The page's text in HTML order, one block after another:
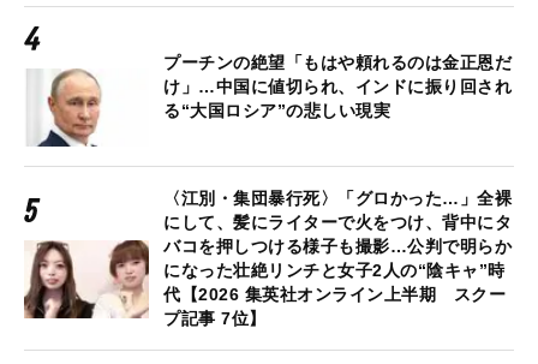
プーチンの絶望「もはや頼れるのは金正恩だ
け」…中国に値切られ、インドに振り回され
る“大国ロシア”の悲しい現実
〈江別・集団暴行死〉「グロかった…」全裸
にして、髪にライターで火をつけ、背中にタ
バコを押しつける様子も撮影…公判で明らか
になった壮絶リンチと女子2人の“陰キャ”時
代【2026 集英社オンライン上半期 スクー
プ記事 7位】